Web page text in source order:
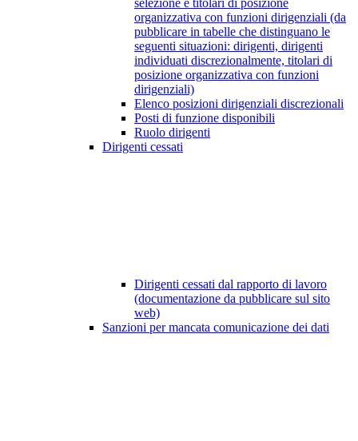
selezione e titolari di posizione
organizzativa con funzioni dirigenziali (da
pubblicare in tabelle che distinguano le
seguenti situazioni: dirigenti, dirigenti
individuati discrezionalmente, titolari di
posizione organizzativa con funzioni
dirigenziali)
Elenco posizioni dirigenziali discrezionali
Posti di funzione disponibili
Ruolo dirigenti
Dirigenti cessati
Dirigenti cessati dal rapporto di lavoro
(documentazione da pubblicare sul sito
web)
Sanzioni per mancata comunicazione dei dati